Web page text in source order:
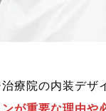
療院の内装デザ
が重要な理由や